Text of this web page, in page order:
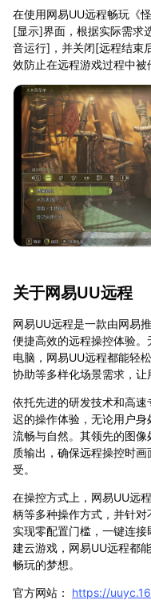
在使用网易UU远程畅玩《
[显示]界面，根据实际需求
音运行]，并关闭[远程结束
效防止在远程游戏过程中被
关于网易UU远程
网易UU远程是一款由网易
便捷高效的远程操控体验
电脑，网易UU远程都能轻
协助等多样化场景需求，让
依托先进的研发技术和高
迟的操作体验，无论用户
流畅与自然。其领先的图
质输出，确保远程操控时
受。
在操控方式上，网易UU远
柄等多种操作方式，并针对
实现零配置门槛，一键连
建云游戏，网易UU远程都
畅玩的梦想。
官方网站： https://